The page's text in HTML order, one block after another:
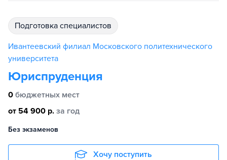
подготовка специалистов
Ивантеевский филиал Московского политехнического
университета
Юриспруденция
0 бюджетных мест
от 54 900 р. за год
Без экзаменов
Хочу поступить